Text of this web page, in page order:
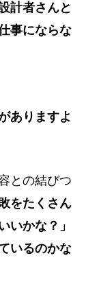
計者さんと
事にならな
ありますよ
との結びつ
をたくさん
いかな？」
いるのかな